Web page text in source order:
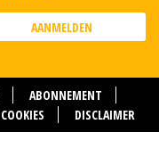
AANMELDEN
ABONNEMENT
COOKIES DISCLAIMER